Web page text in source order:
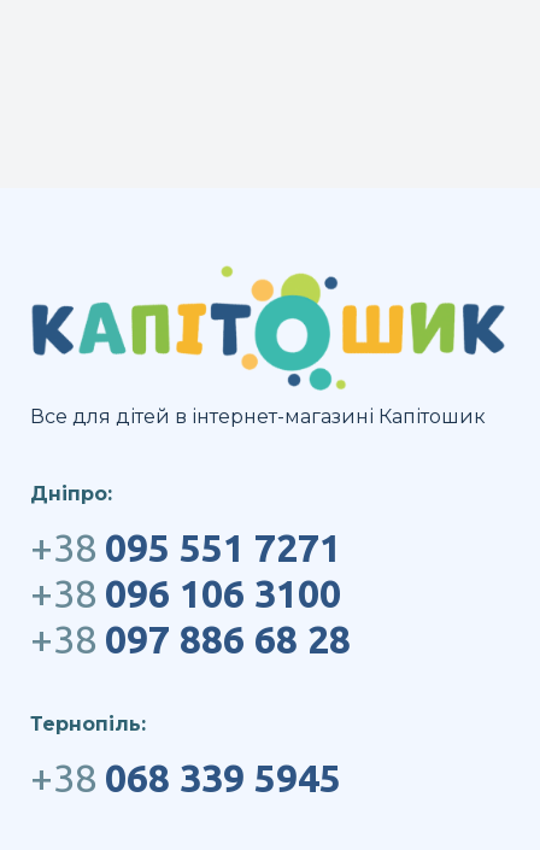
Все для дітей в інтернет-магазині Капітошик
Дніпро:
+38 095 551 7271
+38 096 106 3100
+38 097 886 68 28
Тернопіль:
+38 068 339 5945